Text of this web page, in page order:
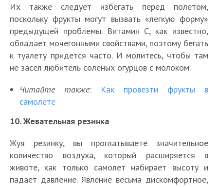
Их также следует избегать перед полетом,
поскольку фрукты могут вызвать «легкую форму»
предыдущей проблемы. Витамин С, как известно,
обладает мочегонными свойствами, поэтому бегать
к туалету придется часто. И молитесь, чтобы там
не засел любитель соленых огурцов с молоком.
Читайте также: Как провезти фрукты в
самолете
10. Жевательная резинка
Жуя резинку, вы проглатываете значительное
количество воздуха, который расширяется в
животе, как только самолет набирает высоту и
падает давление. Явление весьма дискомфортное,